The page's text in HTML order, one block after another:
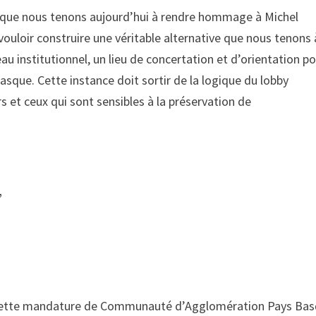
nous tenons aujourd’hui à rendre hommage à Michel
construire une véritable alternative que nous tenons
institutionnel, un lieu de concertation et d’orientation
Cette instance doit sortir de la logique du lobby
ceux qui sont sensibles à la préservation de
mandature de Communauté d’Agglomération Pays